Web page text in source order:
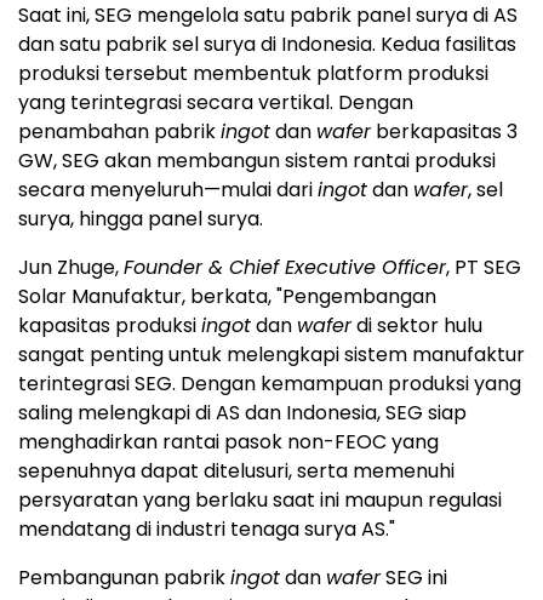
Saat ini, SEG mengelola satu pabrik panel surya di AS
dan satu pabrik sel surya di Indonesia. Kedua fasilitas
produksi tersebut membentuk platform produksi
yang terintegrasi secara vertikal. Dengan
penambahan pabrikingotdan waferberkapasitas 3
GW, SEG akan membangun sistem rantai produksi
secara menyeluruh—mulai dariingotdan wafer, sel
surya, hingga panel surya.
Jun Zhuge,Founder & Chief Executive Officer, PT SEG
Solar Manufaktur, berkata, "Pengembangan
kapasitas produksiingotdan waferdi sektor hulu
sangat penting untuk melengkapi sistem manufaktur
terintegrasi SEG. Dengan kemampuan produksi yang
saling melengkapi di AS dan Indonesia, SEG siap
menghadirkan rantai pasok non-FEOC yang
sepenuhnya dapat ditelusuri, serta memenuhi
persyaratan yang berlaku saat ini maupun regulasi
mendatang di industri tenaga surya AS."
Pembangunan pabrikingotdan waferSEG ini